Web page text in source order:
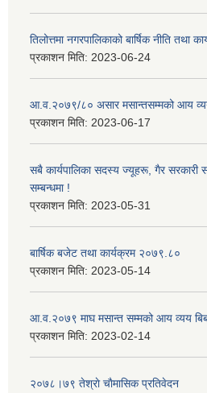
तिलोत्तमा नगरपालिकाको बार्षिक नीति तथा
प्रकाशन मिति: 2023-06-24
आ.व.२०७९/८० असार मसान्तसम्मको आय
प्रकाशन मिति: 2023-06-17
सबै कार्यपालिका सदस्य ज्यूहरू, गैर
सम्बन्धमा !
प्रकाशन मिति: 2023-05-31
बार्षिक बजेट तथा कार्यक्रम २०७९.८०
प्रकाशन मिति: 2023-05-14
आ.व.२०७९ माघ मसान्त सम्मको आय व्यय
प्रकाशन मिति: 2023-02-14
२०७८।७९ तेश्राे चाैमासिक प्रतिवेदन